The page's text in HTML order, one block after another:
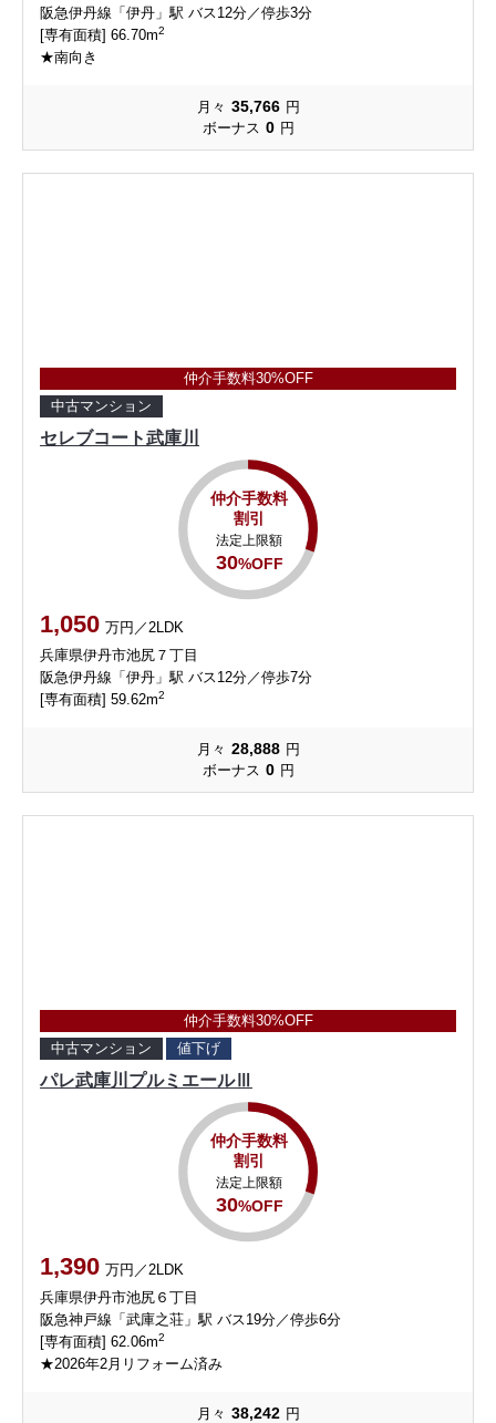
阪急伊丹線「伊丹」駅 バス12分／停歩3分
[専有面積] 66.70m2
★南向き
月々 35,766 円
ボーナス 0 円
仲介手数料30%OFF
中古マンション
セレブコート武庫川
仲介手数料
割引
法定上限額
30%OFF
1,050 万円／2LDK
兵庫県伊丹市池尻７丁目
阪急伊丹線「伊丹」駅 バス12分／停歩7分
[専有面積] 59.62m2
月々 28,888 円
ボーナス 0 円
仲介手数料30%OFF
中古マンション
値下げ
パレ武庫川プルミエールⅢ
仲介手数料
割引
法定上限額
30%OFF
1,390 万円／2LDK
兵庫県伊丹市池尻６丁目
阪急神戸線「武庫之荘」駅 バス19分／停歩6分
[専有面積] 62.06m2
★2026年2月リフォーム済み
月々 38,242 円